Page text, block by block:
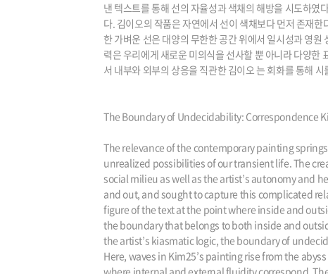
낸 텍스트를 통해 선의 자율성과 색채의 해방을 시도하
다. 김이오의 작품은 자연에서 선이 색채보다 먼저 존재
한 가벼운 선은 대양의 무한한 공간 위에서 일시성과 영
력은 우리에게 새로운 미의식을 선사할 뿐 아니라 다양한
서 내부와 외부의 상응을 직관한 김이오 는 회화를 통해
The Boundary of Undecidability: Correspondence
The relevance of the contemporary painting
unrealized possibilities of our transient life. The
social milieu as well as the artist’s autonomy and
and out, and sought to capture this complicated
figure of the text at the point where inside and
the boundary that belongs to both inside and
the artist’s kiasmatic logic, the boundary of
Here, waves in Kim25’s painting rise from the
where internal and external fluidity correspond.